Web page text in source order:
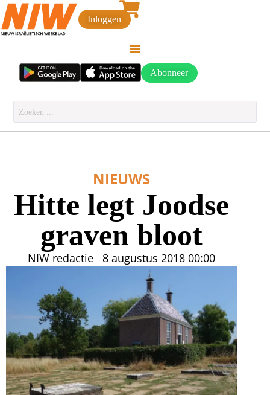
Inloggen
Abonneer
NIEUWS
Hitte legt Joodse
graven bloot
NIW redactie 8 augustus 2018 00:00